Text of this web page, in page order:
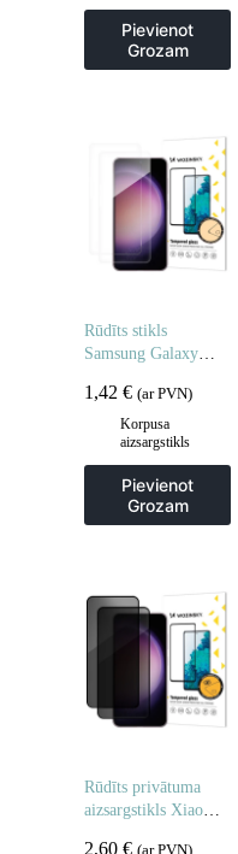
Pievienot
Grozam
Rūdīts stikls
Samsung Galaxy
stikla – 2 gab.
1,42 € (ar PVN)
Korpusa
aizsargstikls
Pievienot
Grozam
Rūdīts privātuma
aizsargstikls Xiaomi
2,60 € (ar PVN)